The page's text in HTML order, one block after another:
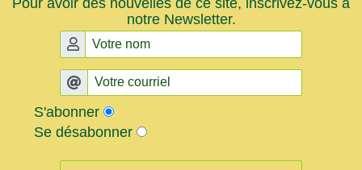
Pour avoir des nouvelles de ce site, inscrivez-vous à
notre Newsletter.
S'abonner
Se désabonner